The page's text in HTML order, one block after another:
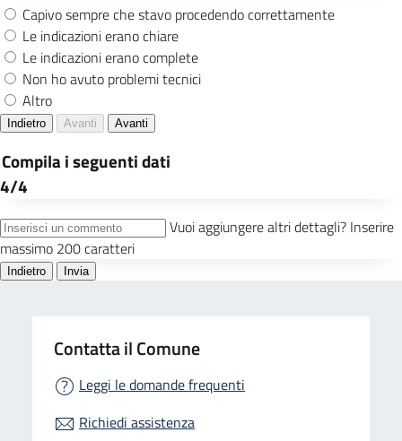
Contatta il Comune
Leggi le domande frequenti
Richiedi assistenza